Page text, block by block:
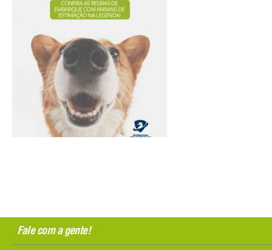
Fale com a gente!